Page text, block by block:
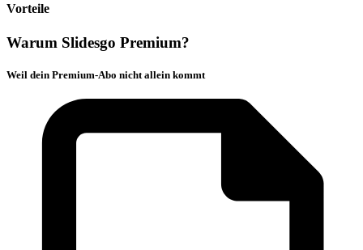
Vorteile
Warum Slidesgo Premium?
Weil dein Premium-Abo nicht allein kommt